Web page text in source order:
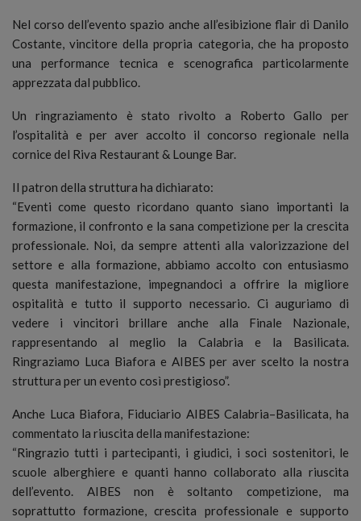
Nel corso dell’evento spazio anche all’esibizione flair di Danilo
Costante, vincitore della propria categoria, che ha proposto
una performance tecnica e scenografica particolarmente
apprezzata dal pubblico.
Un ringraziamento è stato rivolto a Roberto Gallo per
l’ospitalità e per aver accolto il concorso regionale nella
cornice del Riva Restaurant & Lounge Bar.
Il patron della struttura ha dichiarato:
“Eventi come questo ricordano quanto siano importanti la
formazione, il confronto e la sana competizione per la crescita
professionale. Noi, da sempre attenti alla valorizzazione del
settore e alla formazione, abbiamo accolto con entusiasmo
questa manifestazione, impegnandoci a offrire la migliore
ospitalità e tutto il supporto necessario. Ci auguriamo di
vedere i vincitori brillare anche alla Finale Nazionale,
rappresentando al meglio la Calabria e la Basilicata.
Ringraziamo Luca Biafora e AIBES per aver scelto la nostra
struttura per un evento così prestigioso”.
Anche Luca Biafora, Fiduciario AIBES Calabria–Basilicata, ha
commentato la riuscita della manifestazione:
“Ringrazio tutti i partecipanti, i giudici, i soci sostenitori, le
scuole alberghiere e quanti hanno collaborato alla riuscita
dell’evento. AIBES non è soltanto competizione, ma
soprattutto formazione, crescita professionale e supporto